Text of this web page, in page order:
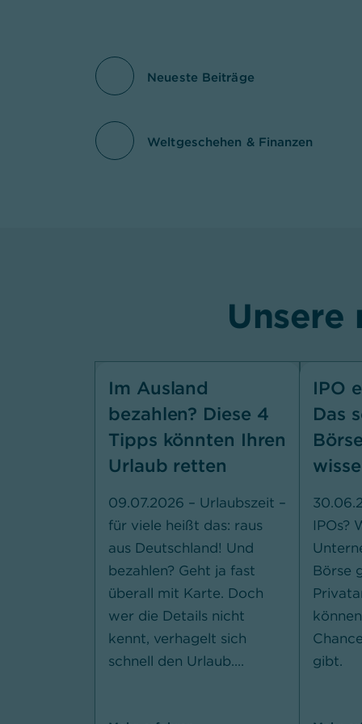
Neueste Beiträge
Weltgeschehen & Finanzen
Unsere
Im Ausland
bezahlen? Diese 4
Tipps könnten Ihren
Urlaub retten
09.07.2026 – Urlaubszeit –
für viele heißt das: raus
aus Deutschland! Und
bezahlen? Geht ja fast
überall mit Karte. Doch
wer die Details nicht
kennt, verhagelt sich
schnell den Urlaub....
IPO
Das
IPOs?
Börse
gibt.